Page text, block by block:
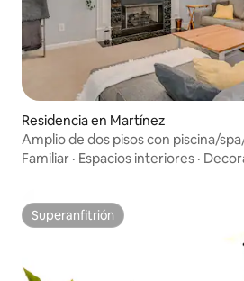
Residencia en Martínez
Amplio de dos pisos con piscina/
¡Superanfitrión!
Familiar · Espacios interiores ·
Superanfitrión
Superanfitrión